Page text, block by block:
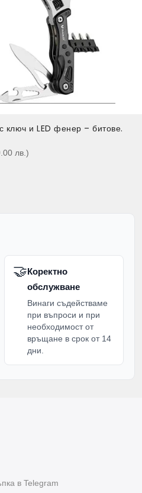
ключ и LED фенер – битове.
лв. )
🤝Коректно
обслужване
Винаги съдействаме
при въпроси и при
необходимост от
връщане в срок от 14
дни.
в Telegram